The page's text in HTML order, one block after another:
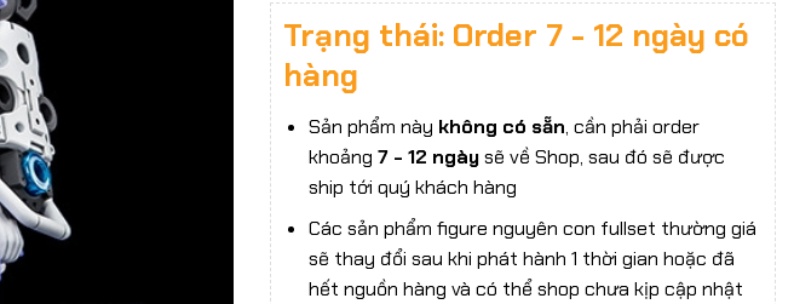
Trạng thái: Order 7 - 12 ngày có
hàng
Sản phẩm này không có sẵn, cần phải order
khoảng 7 - 12 ngàysẽ về Shop, sau đó sẽ được
ship tới quý khách hàng
Các sản phẩm figure nguyên con fullset thường giá
sẽ thay đổi sau khi phát hành 1 thời gian hoặc đã
hết nguồn hàng và có thể shop chưa kịp cập nhật